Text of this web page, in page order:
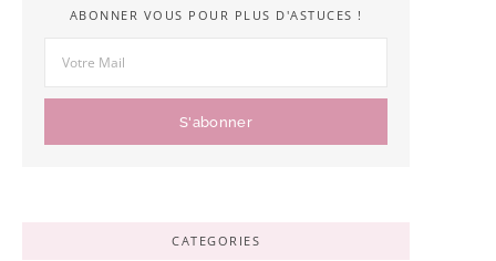
ABONNER VOUS POUR PLUS D'ASTUCES !
S'abonner
CATEGORIES